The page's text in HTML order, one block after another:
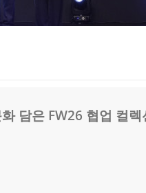
담은 FW26 협업 컬